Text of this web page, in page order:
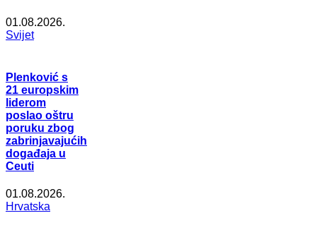
01.08.2026.
Svijet
Plenković s
21 europskim
liderom
poslao oštru
poruku zbog
zabrinjavajućih
događaja u
Ceuti
01.08.2026.
Hrvatska